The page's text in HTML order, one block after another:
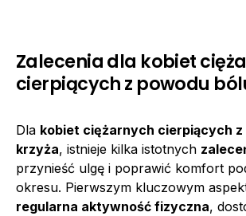
Zalecenia dla kobiet
cierpiących z powodu
Dla kobiet ciężarnych cierpiących z
krzyża, istnieje kilka istotnych
przynieść ulgę i poprawić komfort
okresu. Pierwszym kluczowym
regularna aktywność fizyczna,